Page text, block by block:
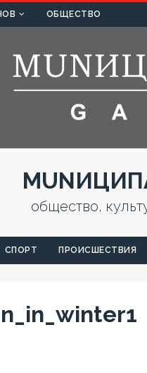
ОБЩЕСТВО
общество,
СПОРТ ПРОИСШЕСТВИЯ